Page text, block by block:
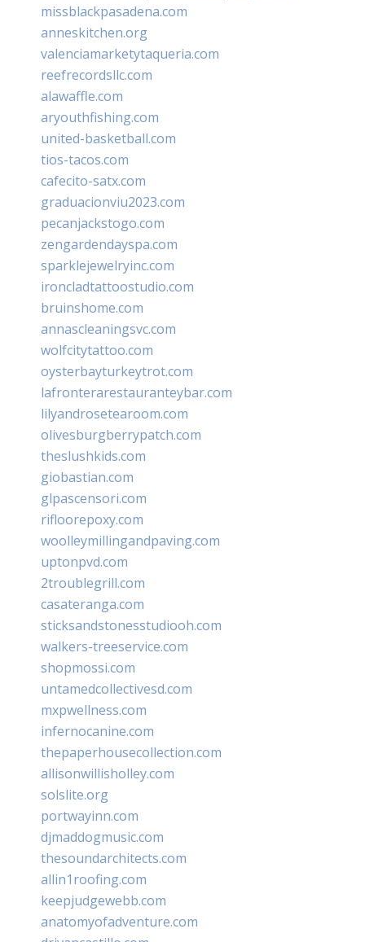
missblackpasadena.com
anneskitchen.org
valenciamarketytaqueria.com
reefrecordsllc.com
alawaffle.com
aryouthfishing.com
united-basketball.com
tios-tacos.com
cafecito-satx.com
graduacionviu2023.com
pecanjackstogo.com
zengardendayspa.com
sparklejewelryinc.com
ironcladtattoostudio.com
bruinshome.com
annascleaningsvc.com
wolfcitytattoo.com
oysterbayturkeytrot.com
lafronterarestauranteybar.com
lilyandrosetearoom.com
olivesburgberrypatch.com
theslushkids.com
giobastian.com
glpascensori.com
rifloorepoxy.com
woolleymillingandpaving.com
uptonpvd.com
2troublegrill.com
casateranga.com
sticksandstonesstudiooh.com
walkers-treeservice.com
shopmossi.com
untamedcollectivesd.com
mxpwellness.com
infernocanine.com
thepaperhousecollection.com
allisonwillisholley.com
solslite.org
portwayinn.com
djmaddogmusic.com
thesoundarchitects.com
allin1roofing.com
keepjudgewebb.com
anatomyofadventure.com